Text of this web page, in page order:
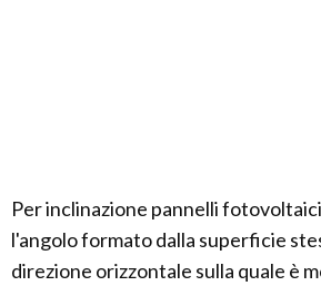
Per inclinazione pannelli
l'angolo formato dalla superficie
direzione orizzontale sulla quale è